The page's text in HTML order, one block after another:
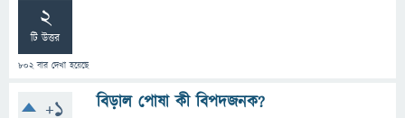
2
টি উত্তর
802বার দেখা হয়েছে
+1 বিড়াল পোষা কী বিপদজনক?